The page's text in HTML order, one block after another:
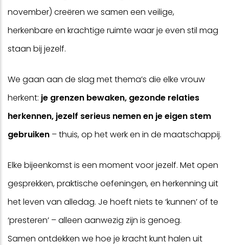
november) creëren we samen een veilige,
herkenbare en krachtige ruimte waar je even stil mag
staan bij jezelf.
We gaan aan de slag met thema’s die elke vrouw
herkent: je grenzen bewaken, gezonde relaties
herkennen, jezelf serieus nemen en je eigen stem
gebruiken – thuis, op het werk en in de maatschappij.
Elke bijeenkomst is een moment voor jezelf. Met open
gesprekken, praktische oefeningen, en herkenning uit
het leven van alledag. Je hoeft niets te ‘kunnen’ of te
‘presteren’ – alleen aanwezig zijn is genoeg.
Samen ontdekken we hoe je kracht kunt halen uit